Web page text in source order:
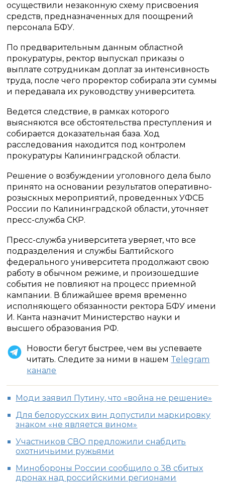
осуществили незаконную схему присвоения
средств, предназначенных для поощрений
персонала БФУ.
По предварительным данным областной
прокуратуры, ректор выпускал приказы о
выплате сотрудникам доплат за интенсивность
труда, после чего проректор собирала эти суммы
и передавала их руководству университета.
Ведется следствие, в рамках которого
выясняются все обстоятельства преступления и
собирается доказательная база. Ход
расследования находится под контролем
прокуратуры Калининградской области.
Решение о возбуждении уголовного дела было
принято на основании результатов оперативно-
розыскных мероприятий, проведенных УФСБ
России по Калининградской области, уточняет
пресс-служба СКР.
Пресс-служба университета уверяет, что все
подразделения и службы Балтийского
федерального университета продолжают свою
работу в обычном режиме, и произошедшие
события не повлияют на процесс приемной
кампании. В ближайшее время временно
исполняющего обязанности ректора БФУ имени
И. Канта назначит Министерство науки и
высшего образования РФ.
Новости бегут быстрее, чем вы успеваете
читать. Следите за ними в нашем Telegram
канале
Моди заявил Путину, что «война не решение»
Для белорусских вин допустили маркировку
знаком «не является вином»
Участников СВО предложили снабдить
охотничьими ружьями
Минобороны России сообщило о 38 сбитых
дронах над российскими регионами